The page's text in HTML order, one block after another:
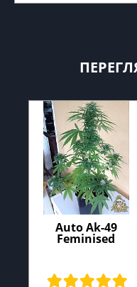
Auto Ak-49
Feminised